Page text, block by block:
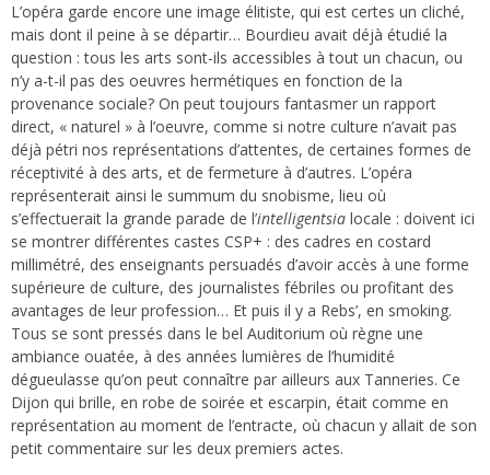
L’opéra garde encore une image élitiste, qui est certes un cliché,
mais dont il peine à se départir… Bourdieu avait déjà étudié la
question : tous les arts sont-ils accessibles à tout un chacun, ou
n’y a-t-il pas des oeuvres hermétiques en fonction de la
provenance sociale? On peut toujours fantasmer un rapport
direct, « naturel » à l’oeuvre, comme si notre culture n’avait pas
déjà pétri nos représentations d’attentes, de certaines formes de
réceptivité à des arts, et de fermeture à d’autres. L’opéra
représenterait ainsi le summum du snobisme, lieu où
s’effectuerait la grande parade de l’intelligentsia locale : doivent ici
se montrer différentes castes CSP+ : des cadres en costard
millimétré, des enseignants persuadés d’avoir accès à une forme
supérieure de culture, des journalistes fébriles ou profitant des
avantages de leur profession… Et puis il y a Rebs’, en smoking.
Tous se sont pressés dans le bel Auditorium où règne une
ambiance ouatée, à des années lumières de l’humidité
dégueulasse qu’on peut connaître par ailleurs aux Tanneries. Ce
Dijon qui brille, en robe de soirée et escarpin, était comme en
représentation au moment de l’entracte, où chacun y allait de son
petit commentaire sur les deux premiers actes.